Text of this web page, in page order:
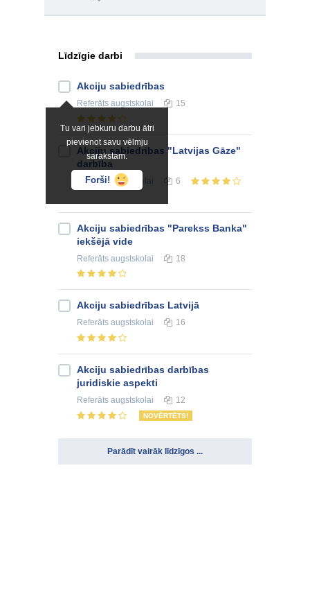
Līdzīgie darbi
Tu vari jebkuru darbu ātri
pievienot savu vēlmju
sarakstam.
Forši!
Akciju sabiedrības
Referāts augstskolai 15
Akciju sabiedrības "Latvijas Gāze"
darbība
Referātsaugstskolai 6
Akciju sabiedrības "Parekss Banka"
iekšējā vide
Referāts augstskolai 18
Akciju sabiedrības Latvijā
Referāts augstskolai 16
Akciju sabiedrības darbības
juridiskie aspekti
Referāts augstskolai 12
NOVĒRTĒTS!
Parādīt vairāk līdzīgos ...